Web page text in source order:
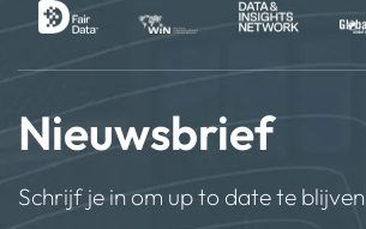
Nieuwsbrief
Schrijf je in om up to date te blijven